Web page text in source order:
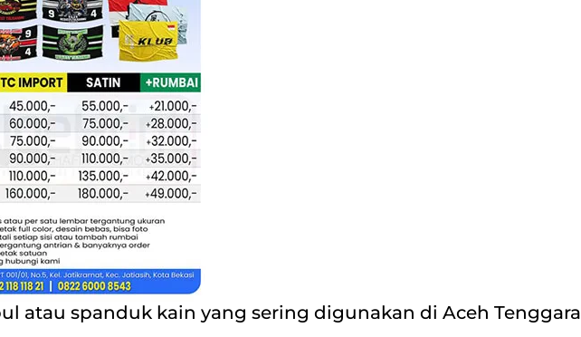
atau spanduk kain yang sering digunakan di Aceh Tenggara